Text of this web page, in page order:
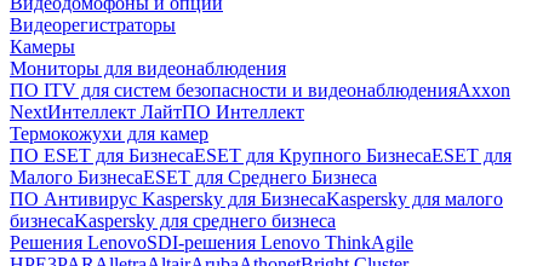
Видеорегистраторы
Камеры
Мониторы для видеонаблюдения
ПО ITV для систем безопасности и видеонаблюденияAxxon
NextИнтеллект ЛайтПО Интеллект
Термокожухи для камер
ПО ESET для БизнесаESET для Крупного БизнесаESET для
Малого БизнесаESET для Среднего Бизнеса
ПО Антивирус Kaspersky для БизнесаKaspersky для малого
бизнесаKaspersky для среднего бизнеса
Решения LenovoSDI-решения Lenovo ThinkAgile